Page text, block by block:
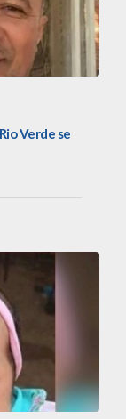
Verde se